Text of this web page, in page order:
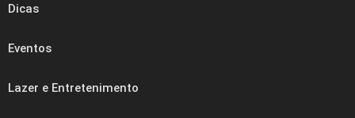
Dicas
Eventos
Lazer e Entretenimento